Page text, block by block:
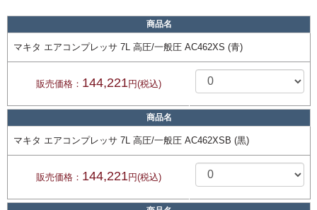
商品名
マキタ エアコンプレッサ 7L 高圧/一般圧 AC462XS (青)
販売価格： 144,221 円(税込)
商品名
マキタ エアコンプレッサ 7L 高圧/一般圧 AC462XSB (黒)
販売価格： 144,221 円(税込)